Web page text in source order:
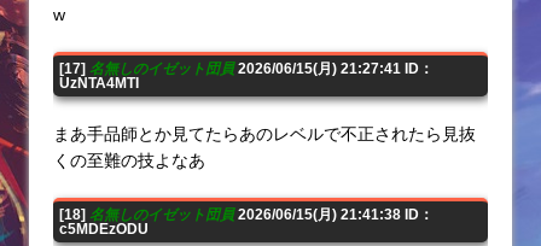
w
[17] 名無しのイゼット団員2026/06/15(月) 21:27:41 ID：
UzNTA4MTI
まあ手品師とか見てたらあのレベルで不正されたら見抜
くの至難の技よなあ
[18] 名無しのイゼット団員2026/06/15(月) 21:41:38 ID：
c5MDEzODU